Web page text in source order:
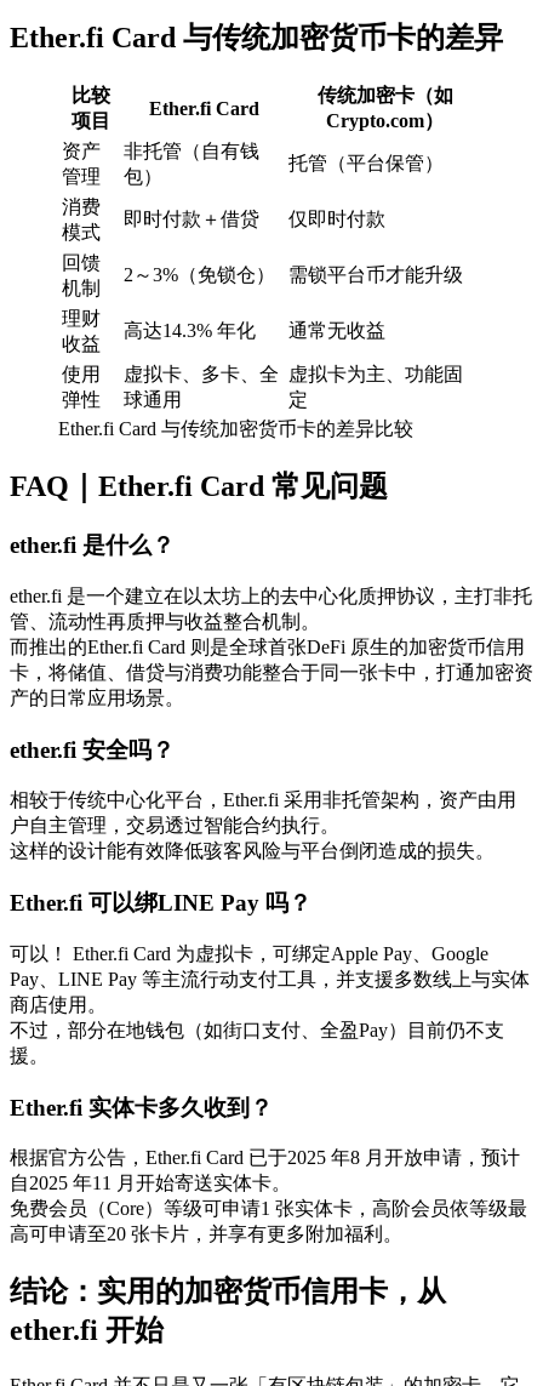
Ether.fi Card 与传统加密货币卡的差异
比较
项目
Ether.fi Card
传统加密卡（如
Crypto.com）
资产
管理
非托管（自有钱
包）
托管（平台保管）
消费
模式
即时付款＋借贷 仅即时付款
回馈
机制
2～3%（免锁仓） 需锁平台币才能升级
理财
收益
高达14.3% 年化 通常无收益
使用
弹性
虚拟卡、多卡、全
球通用
虚拟卡为主、功能固
定
Ether.fi Card 与传统加密货币卡的差异比较
FAQ｜Ether.fi Card 常见问题
ether.fi 是什么？
ether.fi 是一个建立在以太坊上的去中心化质押协议，主打非托
管、流动性再质押与收益整合机制。
而推出的Ether.fi Card 则是全球首张DeFi 原生的加密货币信用
卡，将储值、借贷与消费功能整合于同一张卡中，打通加密资
产的日常应用场景。
ether.fi 安全吗？
相较于传统中心化平台，Ether.fi 采用非托管架构，资产由用
户自主管理，交易透过智能合约执行。
这样的设计能有效降低骇客风险与平台倒闭造成的损失。
Ether.fi 可以绑LINE Pay 吗？
可以！ Ether.fi Card 为虚拟卡，可绑定Apple Pay、Google
Pay、LINE Pay 等主流行动支付工具，并支援多数线上与实体
商店使用。
不过，部分在地钱包（如街口支付、全盈Pay）目前仍不支
援。
Ether.fi 实体卡多久收到？
根据官方公告，Ether.fi Card 已于2025 年8 月开放申请，预计
自2025 年11 月开始寄送实体卡。
免费会员（Core）等级可申请1 张实体卡，高阶会员依等级最
高可申请至20 张卡片，并享有更多附加福利。
结论：实用的加密货币信用卡，从
ether.fi 开始